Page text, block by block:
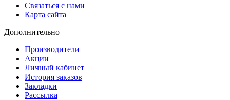
Связаться с нами
Карта сайта
Дополнительно
Производители
Акции
Личный кабинет
История заказов
Закладки
Рассылка